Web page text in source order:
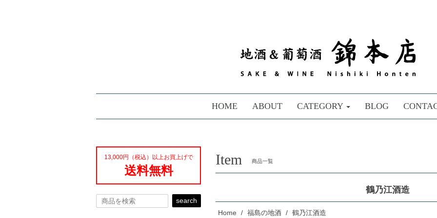
HOME ABOUT CATEGORY BLOG
Item 商品一覧
鶴乃江酒造
Home 福島の地酒 鶴乃江酒造
13,000円（税込）以上お買上げで
送料無料
search